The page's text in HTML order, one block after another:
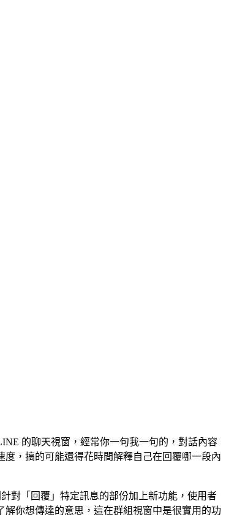
的聊天視窗，經常你一句我一句的，對話內容
，搞的可能還得花時間解釋自己在回覆哪一段內
對「回覆」特定訊息的部份加上新功能，使用者
你想傳達的意思，這在群組視窗中是很實用的功